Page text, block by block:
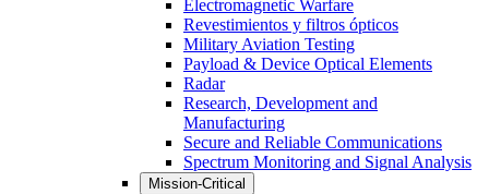
Electromagnetic Warfare
Revestimientos y filtros ópticos
Military Aviation Testing
Payload & Device Optical Elements
Radar
Research, Development and
Manufacturing
Secure and Reliable Communications
Spectrum Monitoring and Signal Analysis
Mission-Critical